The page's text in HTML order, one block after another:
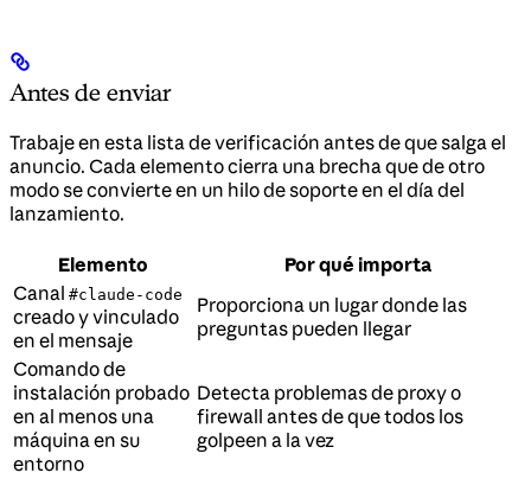
Antes de enviar
Trabaje en esta lista de verificación antes de que salga el
anuncio. Cada elemento cierra una brecha que de otro
modo se convierte en un hilo de soporte en el día del
lanzamiento.
Elemento
Por qué importa
Canal #claude-code
creado y vinculado
en el mensaje
Proporciona un lugar donde las
preguntas pueden llegar
Comando de
instalación probado
en al menos una
máquina en su
entorno
Detecta problemas de proxy o
firewall antes de que todos los
golpeen a la vez